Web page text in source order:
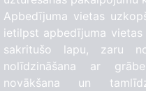
Apbedījuma vietas
ietilpst apbedījuma vietas
sakritušo lapu, zaru
nolīdzināšana ar
novākšana un